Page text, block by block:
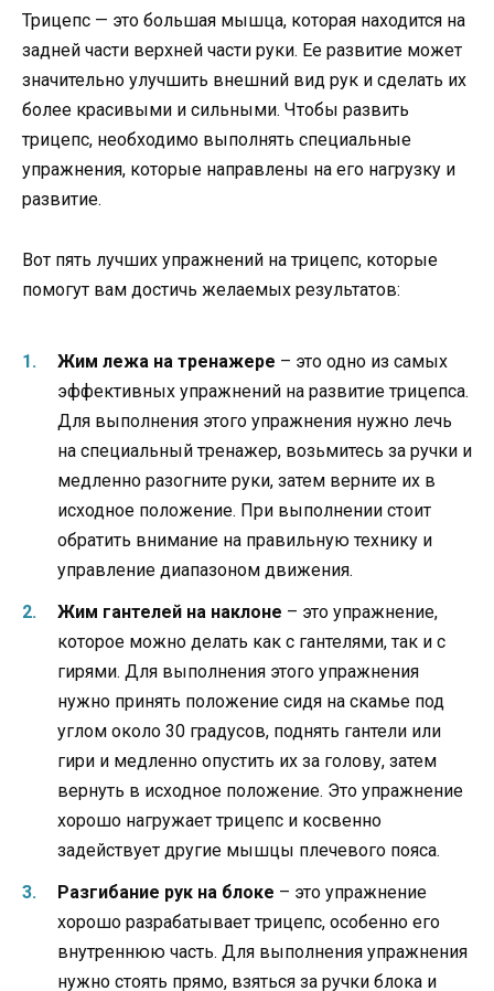
Трицепс — это большая мышца, которая находится на
задней части верхней части руки. Ее развитие может
значительно улучшить внешний вид рук и сделать их
более красивыми и сильными. Чтобы развить
трицепс, необходимо выполнять специальные
упражнения, которые направлены на его нагрузку и
развитие.
Вот пять лучших упражнений на трицепс, которые
помогут вам достичь желаемых результатов:
Жим лежа на тренажере – это одно из самых
эффективных упражнений на развитие трицепса.
Для выполнения этого упражнения нужно лечь
на специальный тренажер, возьмитесь за ручки и
медленно разогните руки, затем верните их в
исходное положение. При выполнении стоит
обратить внимание на правильную технику и
управление диапазоном движения.
Жим гантелей на наклоне – это упражнение,
которое можно делать как с гантелями, так и с
гирями. Для выполнения этого упражнения
нужно принять положение сидя на скамье под
углом около 30 градусов, поднять гантели или
гири и медленно опустить их за голову, затем
вернуть в исходное положение. Это упражнение
хорошо нагружает трицепс и косвенно
задействует другие мышцы плечевого пояса.
Разгибание рук на блоке – это упражнение
хорошо разрабатывает трицепс, особенно его
внутреннюю часть. Для выполнения упражнения
нужно стоять прямо, взяться за ручки блока и